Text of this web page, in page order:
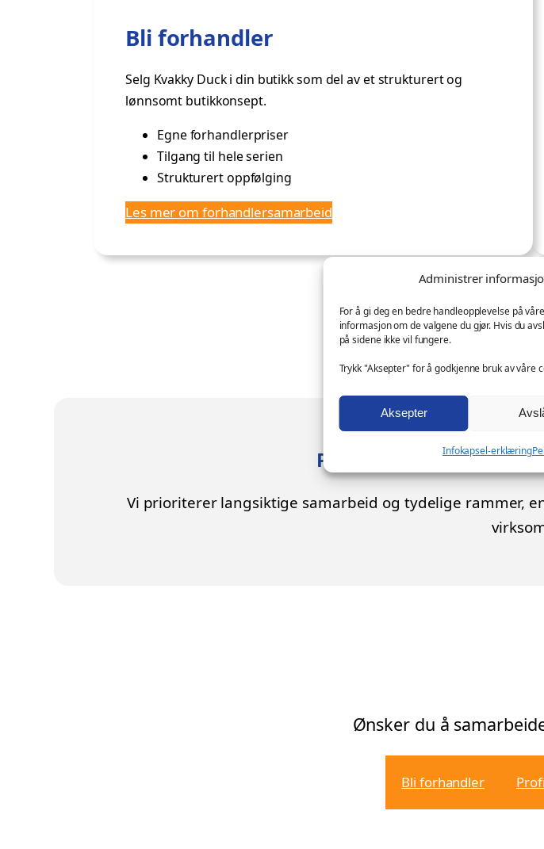
Administrer
For å gi deg en bedre handleopplevelse på
informasjon om de valgene du gjør. Hvis du
på sidene ikke vil fungere.
Trykk "Aksepter" for å godkjenne bruk av våre
Aksepter
Infokapsel-erklæring
Bli forhandler
Selg Kvakky Duck i din butikk som del av et strukturert og
lønnsomt butikkonsept.
Egne forhandlerpriser
Tilgang til hele serien
Strukturert oppfølging
Les mer om forhandlersamarbeid
Profesjonelt
Vi prioriterer langsiktige samarbeid og tydelige rammer,
Ønsker du å
Bli forhandler